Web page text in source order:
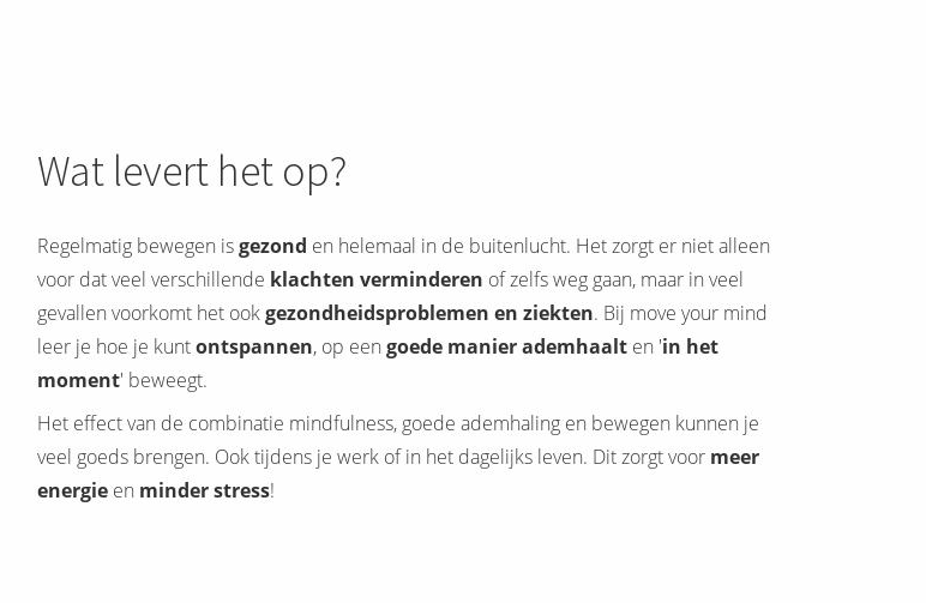
Wat levert het op?
Regelmatig bewegen isgezond en helemaal in de buitenlucht. Het zorgt er niet alleen
voor dat veel verschillende klachten verminderen of zelfs weg gaan, maar in veel
gevallen voorkomt het ookgezondheidsproblemen en ziekten. Bij move your mind
leer je hoe je kuntontspannen, op een goede manier ademhaalt en 'in het
moment' beweegt.
Het effect van de combinatie mindfulness, goede ademhaling en bewegen kunnen je
veel goeds brengen. Ook tijdens je werk of in het dagelijks leven. Dit zorgt voor meer
energie en minder stress!